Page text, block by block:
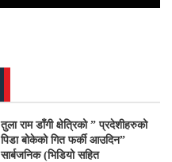
तुला राम डाँगी क्षेत्रिको ” प्रदेशीहरुको
पिडा बोकेको गित फर्की आउदिन”
सार्बजनिक (भिडियो सहित